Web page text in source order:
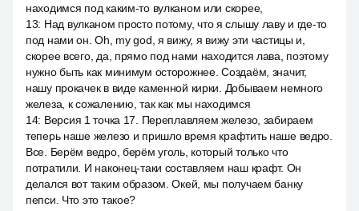
находимся под каким-то вулканом или скорее,
13: Над вулканом просто потому, что я слышу лаву и где-то
под нами он. Oh, my god, я вижу, я вижу эти частицы и,
скорее всего, да, прямо под нами находится лава, поэтому
нужно быть как минимум осторожнее. Создаём, значит,
нашу прокачек в виде каменной кирки. Добываем немного
железа, к сожалению, так как мы находимся
14: Версия 1 точка 17. Переплавляем железо, забираем
теперь наше железо и пришло время крафтить наше ведро.
Все. Берём ведро, берём уголь, который только что
потратили. И наконец-таки составляем наш крафт. Он
делался вот таким образом. Окей, мы получаем банку
пепси. Что это такое?